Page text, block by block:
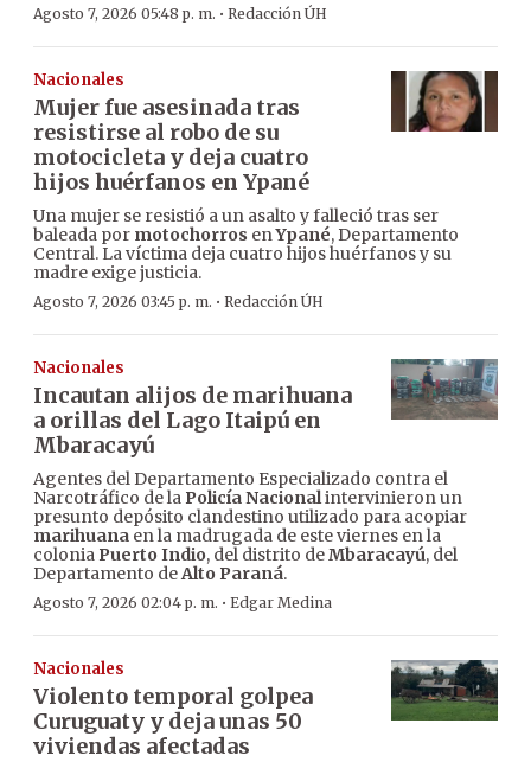
Agosto 7, 2026 05:48 p. m. · Redacción ÚH
Nacionales
Mujer fue asesinada tras
resistirse al robo de su
motocicleta y deja cuatro
hijos huérfanos en Ypané
Una mujer se resistió a un asalto y falleció tras ser
baleada por motochorros enYpané, Departamento
Central. La víctima deja cuatro hijos huérfanos y su
madre exige justicia.
Agosto 7, 2026 03:45 p. m. · Redacción ÚH
Nacionales
Incautan alijos de marihuana
a orillas del Lago Itaipú en
Mbaracayú
Agentes del Departamento Especializado contra el
Narcotráfico de la Policía Nacionalintervinieron un
presunto depósito clandestino utilizado para acopiar
marihuana en la madrugada de este viernes en la
colonia Puerto Indio, del distrito deMbaracayú, del
Departamento deAlto Paraná.
Agosto 7, 2026 02:04 p. m. · Edgar Medina
Nacionales
Violento temporal golpea
Curuguaty y deja unas 50
viviendas afectadas